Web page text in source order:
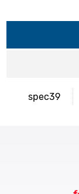
spec39